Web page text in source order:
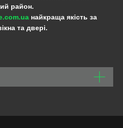
район.
найкраща якість за
та двері.